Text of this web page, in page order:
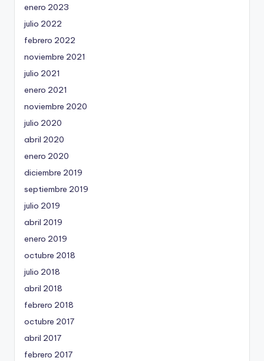
enero 2023
julio 2022
febrero 2022
noviembre 2021
julio 2021
enero 2021
noviembre 2020
julio 2020
abril 2020
enero 2020
diciembre 2019
septiembre 2019
julio 2019
abril 2019
enero 2019
octubre 2018
julio 2018
abril 2018
febrero 2018
octubre 2017
abril 2017
febrero 2017